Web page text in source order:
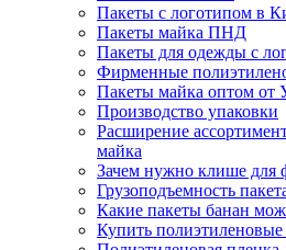
Пакеты с логотипом в
Пакеты майка ПНД
Пакеты для одежды с
Фирменные
Пакеты майка оптом от
Производство упаковки
Расширение
майка
Зачем нужно клише для
Грузоподъемность
Какие пакеты банан
Купить